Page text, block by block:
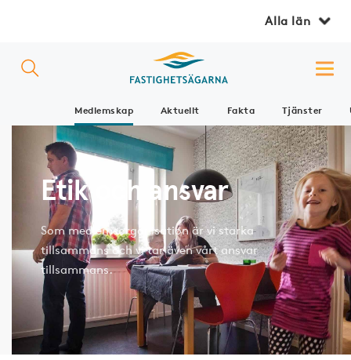
Alla län
Medlemskap Aktuellt Fakta Tjänster
Etik och ansvar
Som medlemsorganisation är vi starka
tillsammans och vi tar även vårt ansvar
tillsammans.